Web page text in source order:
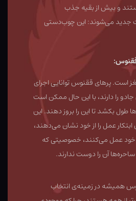
و بیش از بقیه جذب
جدید می‌شوند: این چوب‌دستی
است. پرهای ققنوس توانایی اجرای
را دارند، با این حال ممکن است
طول بکشد تا این را بروز دهند. این
عمل را از خود نشان می‌دهند،
خود عمل می‌کنند، خصوصیتی که
آن را دوست ندارند.
همیشه در زمینه‌ی انتخاب